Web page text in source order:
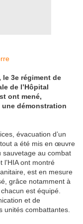
3e régiment de
de l’Hôpital
ont mené,
démonstration
évacuation d’un
a été mis en œuvre
sauvetage au combat
l’HIA ont montré
est en mesure
grâce notamment à
est équipé.
et de
unités combattantes.